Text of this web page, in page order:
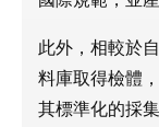
此外，相較於
料庫取得檢體
其標準化的採